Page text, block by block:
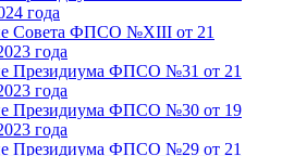
года
Совета ФПСО №XIII от 21
года
Президиума ФПСО №31 от 21
года
Президиума ФПСО №30 от 19
года
Президиума ФПСО №29 от 21